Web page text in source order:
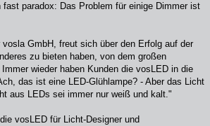
paradox: Das Problem für einige Dimmer ist
GmbH, freut sich über den Erfolg auf der
zu bieten haben, von dem großen
wieder haben Kunden die vosLED in die
das ist eine LED-Glühlampe? - Aber das Licht
aus LEDs sei immer nur weiß und kalt."
vosLED für Licht-Designer und